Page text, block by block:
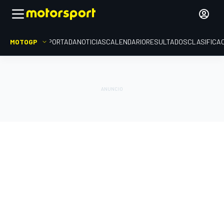
MOTOGP PORTADANOTICIASCALENDARIORESULTADOS